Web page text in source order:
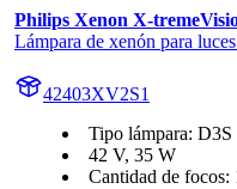
Philips Xenon X-
Lámpara de xenón para
42403XV2S1
Tipo lámpara: D3S
42 V, 35 W
Cantidad de focos: